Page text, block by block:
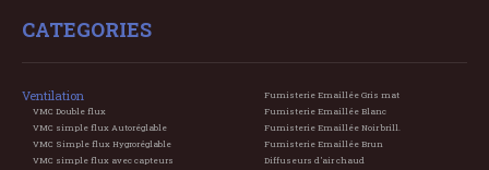
CATEGORIES
Ventilation
VMC Double flux
VMC simple flux Autoréglable
VMC Simple flux Hygroréglable
VMC simple flux avec capteurs
Fumisterie Emaillée Gris mat
Fumisterie Emaillée Blanc
Fumisterie Emaillée Noir brill.
Fumisterie Emaillée Brun
Diffuseurs d'air chaud